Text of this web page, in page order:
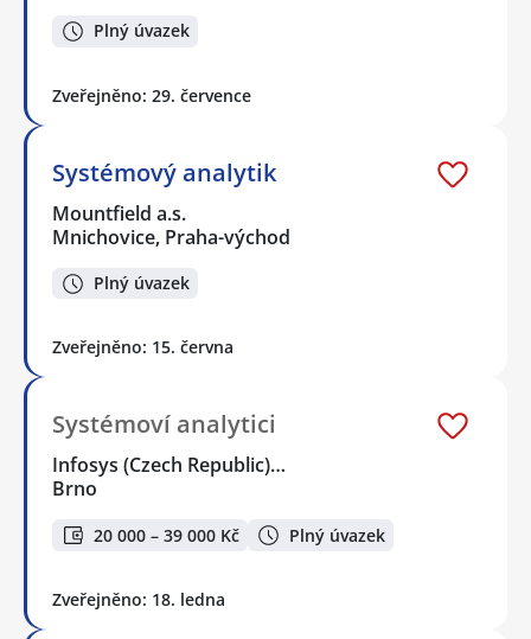
Plný úvazek
Zveřejněno: 29. července
Systémový analytik
Mountfield a.s.
Mnichovice, Praha-východ
Plný úvazek
Zveřejněno: 15. června
Systémoví analytici
Infosys (Czech Republic)…
Brno
20 000 – 39 000 Kč Plný úvazek
Zveřejněno: 18. ledna